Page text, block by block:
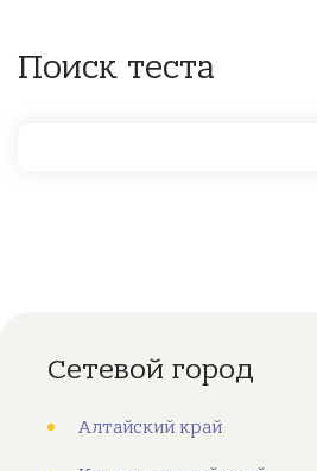
Поиск теста
Сетевой город
Алтайский край